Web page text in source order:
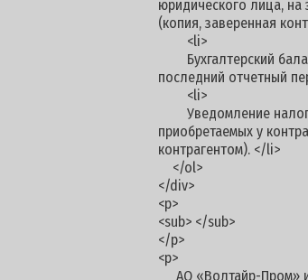
юридического лица,
(копия, заверенная
<li>
Бухгалтерский
последний отчетный
<li>
Уведомление
приобретаемых у
контрагентом). </li>
</ol>
</div>
<p>
<sub> </sub>
</p>
<p>
АО «Волтайр-Пром»